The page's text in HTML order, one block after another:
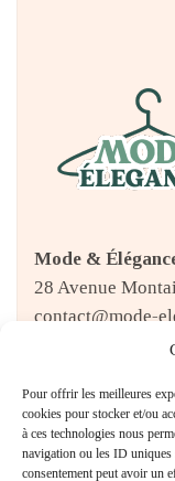
Pour offrir les meilleures
cookies pour stocker et/ou
à ces technologies nous
navigation ou les ID uniques
consentement peut avoir un
Mode &
28 Avenue
contact@mode-
CATÉGORIES
Accessoires